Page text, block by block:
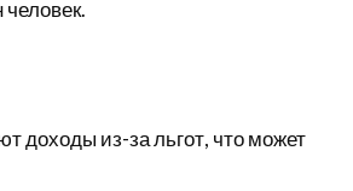
доходы из-за льгот, что может